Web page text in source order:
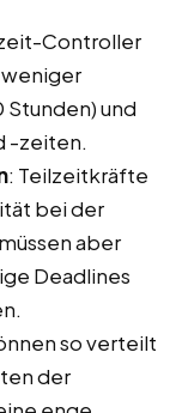
Controller
weniger
und
-zeiten.
: Teilzeitkräfte
bei der
aber
Deadlines
so verteilt
der